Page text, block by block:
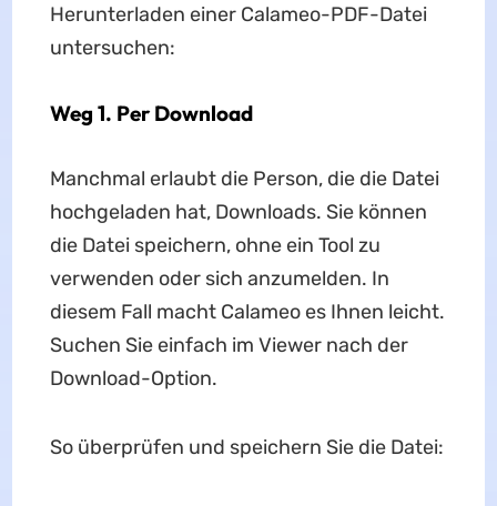
Herunterladen einer Calameo-PDF-Datei
untersuchen:
Weg 1. Per Download
Manchmal erlaubt die Person, die die Datei
hochgeladen hat, Downloads. Sie können
die Datei speichern, ohne ein Tool zu
verwenden oder sich anzumelden. In
diesem Fall macht Calameo es Ihnen leicht.
Suchen Sie einfach im Viewer nach der
Download-Option.
So überprüfen und speichern Sie die Datei: